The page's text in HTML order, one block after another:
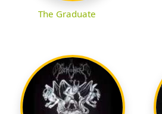
The Graduate